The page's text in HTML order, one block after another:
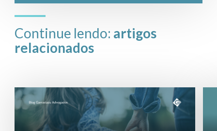
Continue lendo: artigos
relacionados